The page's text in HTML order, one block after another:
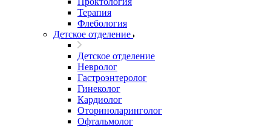
Терапия
Флебология
Детское отделение
Детское отделение
Невролог
Гастроэнтеролог
Гинеколог
Кардиолог
Оториноларинголог
Офтальмолог